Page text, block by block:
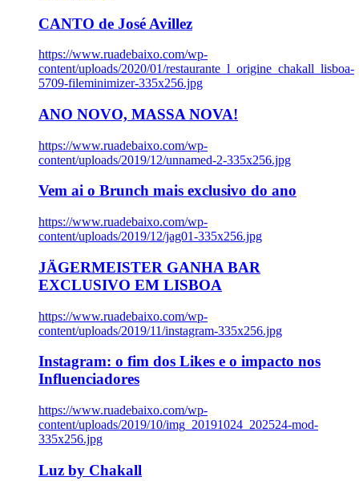
CANTO de José Avillez
https://www.ruadebaixo.com/wp-
content/uploads/2020/01/restaurante_l_origine_chakall_lisboa-
5709-fileminimizer-335x256.jpg
ANO NOVO, MASSA NOVA!
https://www.ruadebaixo.com/wp-
content/uploads/2019/12/unnamed-2-335x256.jpg
Vem ai o Brunch mais exclusivo do ano
https://www.ruadebaixo.com/wp-
content/uploads/2019/12/jag01-335x256.jpg
JÄGERMEISTER GANHA BAR
EXCLUSIVO EM LISBOA
https://www.ruadebaixo.com/wp-
content/uploads/2019/11/instagram-335x256.jpg
Instagram: o fim dos Likes e o impacto nos
Influenciadores
https://www.ruadebaixo.com/wp-
content/uploads/2019/10/img_20191024_202524-mod-
335x256.jpg
Luz by Chakall